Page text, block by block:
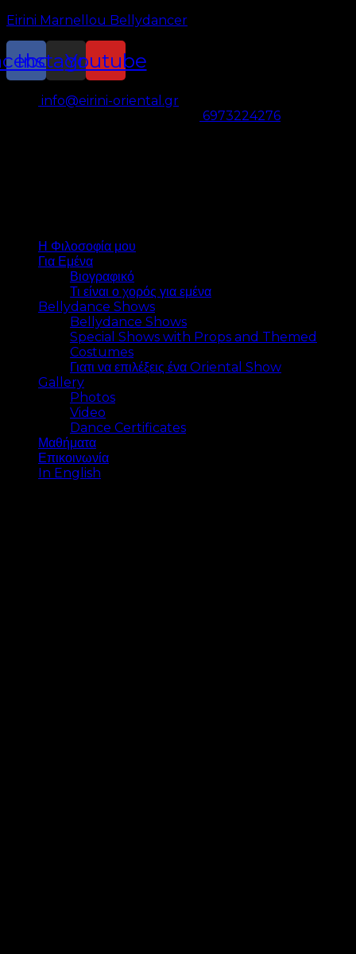
Eirini Marnellou Bellydancer
Instagram
Youtube
info@eirini-oriental.gr
6973224276
Η Φιλοσοφία μου
Για Εμένα
Βιογραφικό
Τι είναι ο χορός για εμένα
Bellydance Shows
Bellydance Shows
Special Shows with Props and Themed
Costumes
Γιατι να επιλέξεις ένα Oriental Show
Gallery
Photos
Video
Dance Certificates
Μαθήματα
Επικοινωνία
In English